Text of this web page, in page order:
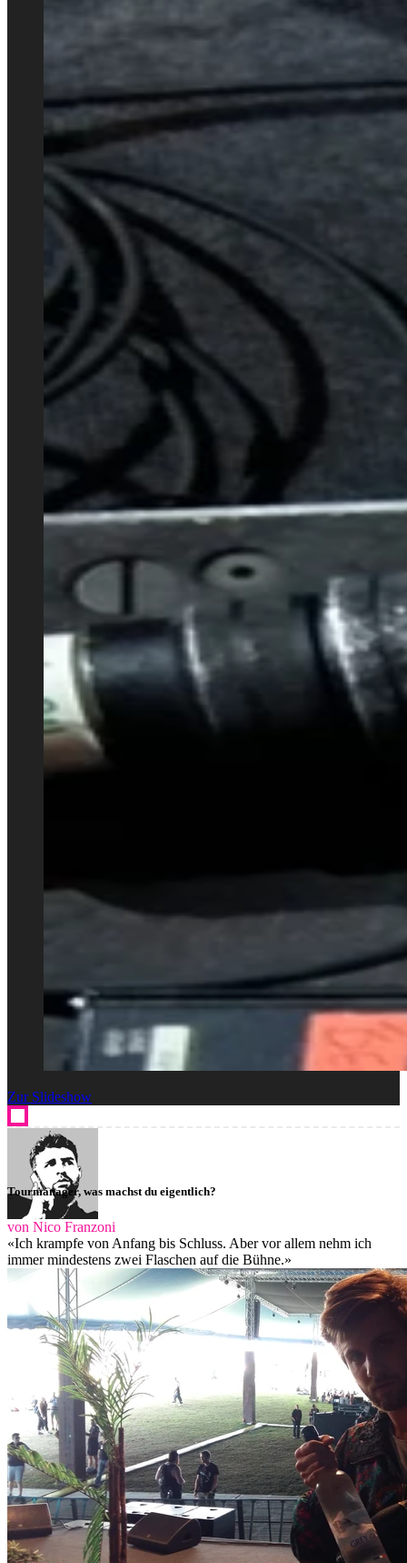
Zur Slideshow
Tourmanager, was machst du eigentlich?
von Nico Franzoni
«Ich krampfe von Anfang bis Schluss. Aber vor allem nehm ich
immer mindestens zwei Flaschen auf die Bühne.»